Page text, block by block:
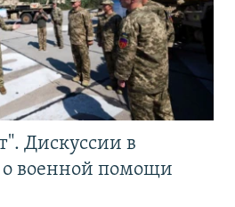
Дискуссии в
военной помощи